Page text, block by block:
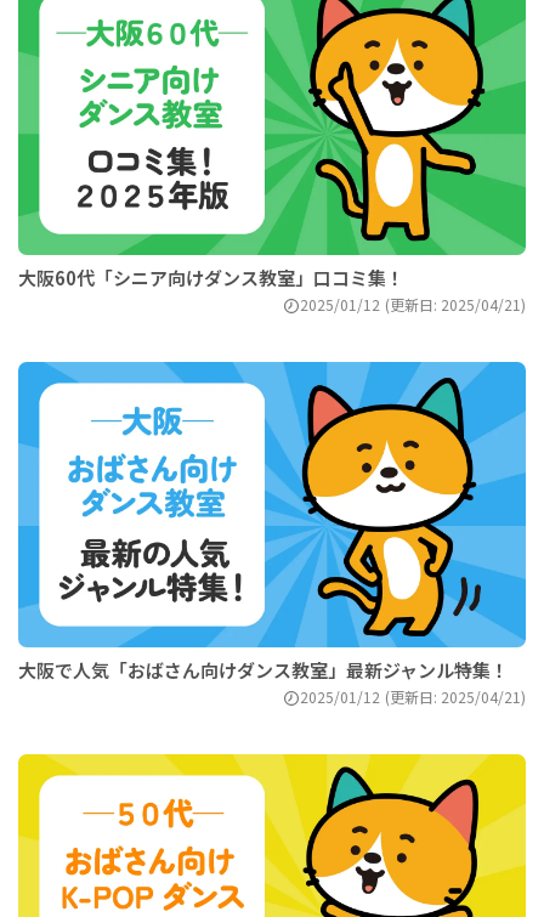
大阪60代「シニア向けダンス教室」口コミ集！
2025/01/12 (更新日: 2025/04/21)
大阪で人気「おばさん向けダンス教室」最新ジャンル特集！
2025/01/12 (更新日: 2025/04/21)